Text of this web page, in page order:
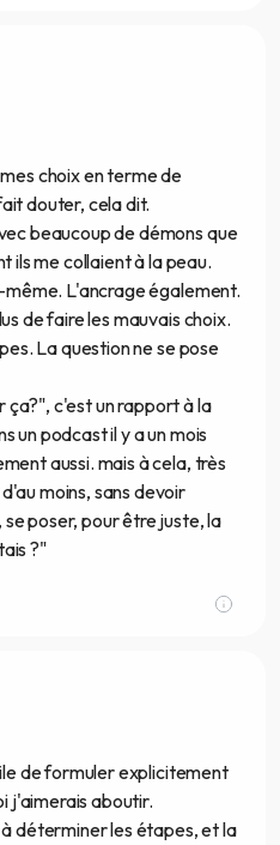
choix en terme de
douter, cela dit.
beaucoup de démons que
ils me collaient à la peau.
L'ancrage également.
de faire les mauvais choix.
La question ne se pose
ça?", c'est un rapport à la
un podcast il y a un mois
aussi. mais à cela, très
moins, sans devoir
poser, pour être juste, la
?"
de formuler explicitement
j'aimerais aboutir.
déterminer les étapes, et la